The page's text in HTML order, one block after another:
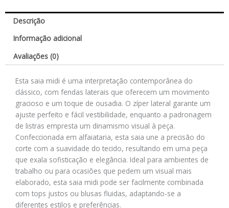
Descrição
Informação adicional
Avaliações (0)
Esta saia midi é uma interpretação contemporânea do
clássico, com fendas laterais que oferecem um movimento
gracioso e um toque de ousadia. O zíper lateral garante um
ajuste perfeito e fácil vestibilidade, enquanto a padronagem
de listras empresta um dinamismo visual à peça.
Confeccionada em alfaiataria, esta saia une a precisão do
corte com a suavidade do tecido, resultando em uma peça
que exala sofisticação e elegância. Ideal para ambientes de
trabalho ou para ocasiões que pedem um visual mais
elaborado, esta saia midi pode ser facilmente combinada
com tops justos ou blusas fluidas, adaptando-se a
diferentes estilos e preferências.